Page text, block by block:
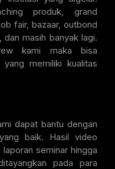
produk, grand
fair, bazaar, outbond
dan masih banyak lagi.
kami maka bisa
memiliki kualitas
dapat bantu dengan
baik. Hasil video
seminar hingga
pada para